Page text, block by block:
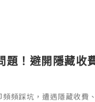
題！避開隱藏收
頻踩坑，遭遇隱藏收費